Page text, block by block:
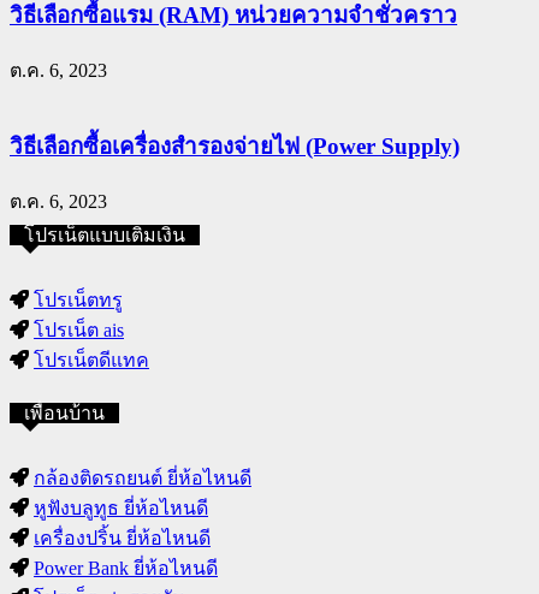
วิธีเลือกซื้อแรม (RAM) หน่วยความจำชั่วคราว
ต.ค. 6, 2023
วิธีเลือกซื้อเครื่องสำรองจ่ายไฟ (Power Supply)
ต.ค. 6, 2023
โปรเน็ตแบบเติมเงิน
โปรเน็ตทรู
โปรเน็ต ais
โปรเน็ตดีแทค
เพื่อนบ้าน
กล้องติดรถยนต์ ยี่ห้อไหนดี
หูฟังบลูทูธ ยี่ห้อไหนดี
เครื่องปริ้น ยี่ห้อไหนดี
Power Bank ยี่ห้อไหนดี